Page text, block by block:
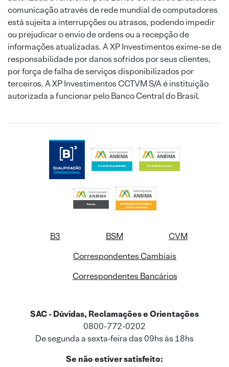
comunicação através de rede mundial de computadores
está sujeita a interrupções ou atrasos, podendo impedir
ou prejudicar o envio de ordens ou a recepção de
informações atualizadas. A XP Investimentos exime-se de
responsabilidade por danos sofridos por seus clientes,
por força de falha de serviços disponibilizados por
terceiros. A XP Investimentos CCTVM S/A é instituição
autorizada a funcionar pelo Banco Central do Brasil.
B3 BSM
CVM
Correspondentes Cambiais
Correspondentes Bancários
SAC - Dúvidas, Reclamações e Orientações
0800-772-0202
De segunda a sexta-feira das 09hs às 18hs
Se não estiver satisfeito: